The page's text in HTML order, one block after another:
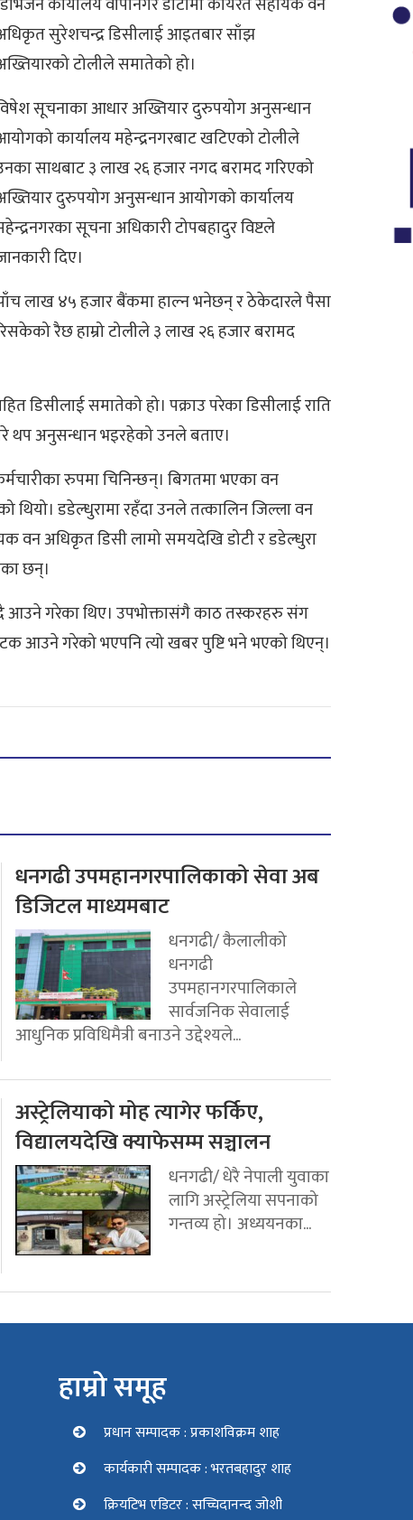
सुरेशचन्द्र डिसीलाई आइतबार साँझ
टोलीले समातेको हो।
सूचनाका आधार अख्तियार दुरुपयोग अनुसन्धान
कार्यालय महेन्द्रनगरबाट खटिएको टोलीले
साथबाट ३ लाख २६ हजार नगद बरामद गरिएको
दुरुपयोग अनुसन्धान आयोगको कार्यालय
सूचना अधिकारी टोपबहादुर विष्टले
दिए।
लाख ४५ हजार बैंकमा हाल्न भनेछन् र ठेकेदारले पैसा
रैछ हाम्रो टोलीले ३ लाख २६ हजार बरामद
डिसीलाई समातेको हो। पक्राउ परेका डिसीलाई राति
थप अनुसन्धान भइरहेको उनले बताए।
रुपमा चिनिन्छन्। बिगतमा भएका वन
थियो। डडेल्धुरामा रहँदा उनले तत्कालिन जिल्ला वन
वन अधिकृत डिसी लामो समयदेखि डोटी र डडेल्धुरा
छन्।
आउने गरेका थिए। उपभोक्तासंगै काठ तस्करहरु संग
गरेको भएपनि त्यो खबर पुष्टि भने भएको थिएन्।
धनगढी उपमहानगरपालिकाको सेवा अब
डिजिटल माध्यमबाट
धनगढी/ कैलालीको
धनगढी
उपमहानगरपालिकाले
सार्वजनिक सेवालाई
आधुनिक प्रविधिमैत्री बनाउने उद्देश्यले...
अस्ट्रेलियाको मोह त्यागेर फर्किए,
विद्यालयदेखि क्याफेसम्म सञ्चालन
धनगढी/ धेरै नेपाली युवाका
लागि अस्ट्रेलिया सपनाको
गन्तव्य हो। अध्ययनका...
हाम्रो समूह
प्रधान सम्पादक : प्रकाशविक्रम शाह
कार्यकारी सम्पादक : भरतबहादुर शाह
क्रियटिभ एडिटर : सच्चिदानन्द जोशी